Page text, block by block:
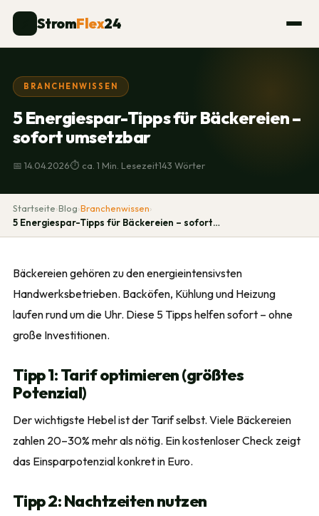
StromFlex24
BRANCHENWISSEN
5 Energiespar-Tipps für Bäckereien –
sofort umsetzbar
📅 14.04.2026·⏱ ca. 1 Min. Lesezeit·143 Wörter
Startseite›Blog›Branchenwissen›
5 Energiespar-Tipps für Bäckereien – sofort…
Bäckereien gehören zu den energieintensivsten
Handwerksbetrieben. Backöfen, Kühlung und Heizung
laufen rund um die Uhr. Diese 5 Tipps helfen sofort – ohne
große Investitionen.
Tipp 1: Tarif optimieren (größtes
Potenzial)
Der wichtigste Hebel ist der Tarif selbst. Viele Bäckereien
zahlen 20–30% mehr als nötig. Ein kostenloser Check zeigt
das Einsparpotenzial konkret in Euro.
Tipp 2: Nachtzeiten nutzen